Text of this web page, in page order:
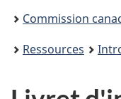
êtes
ici
Commission
Ressources